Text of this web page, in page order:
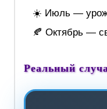
☀️ Июль —
🍂 Октябрь —
Реальный